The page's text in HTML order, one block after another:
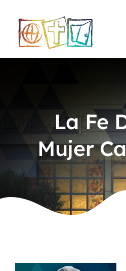
content
La Fe
Mujer